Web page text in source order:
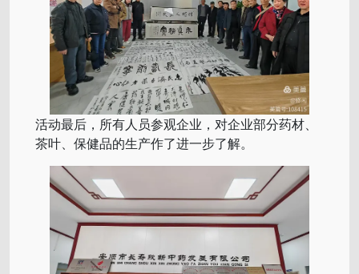
活动最后，所有人员参观企业，对企业部分药材、
茶叶、保健品的生产作了进一步了解。